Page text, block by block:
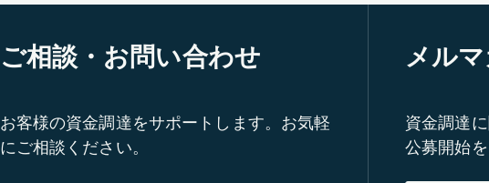
ご相談・お問い合わせ
お客様の資金調達をサポートします。お気軽
にご相談ください。
メル
資金調達
公募開始